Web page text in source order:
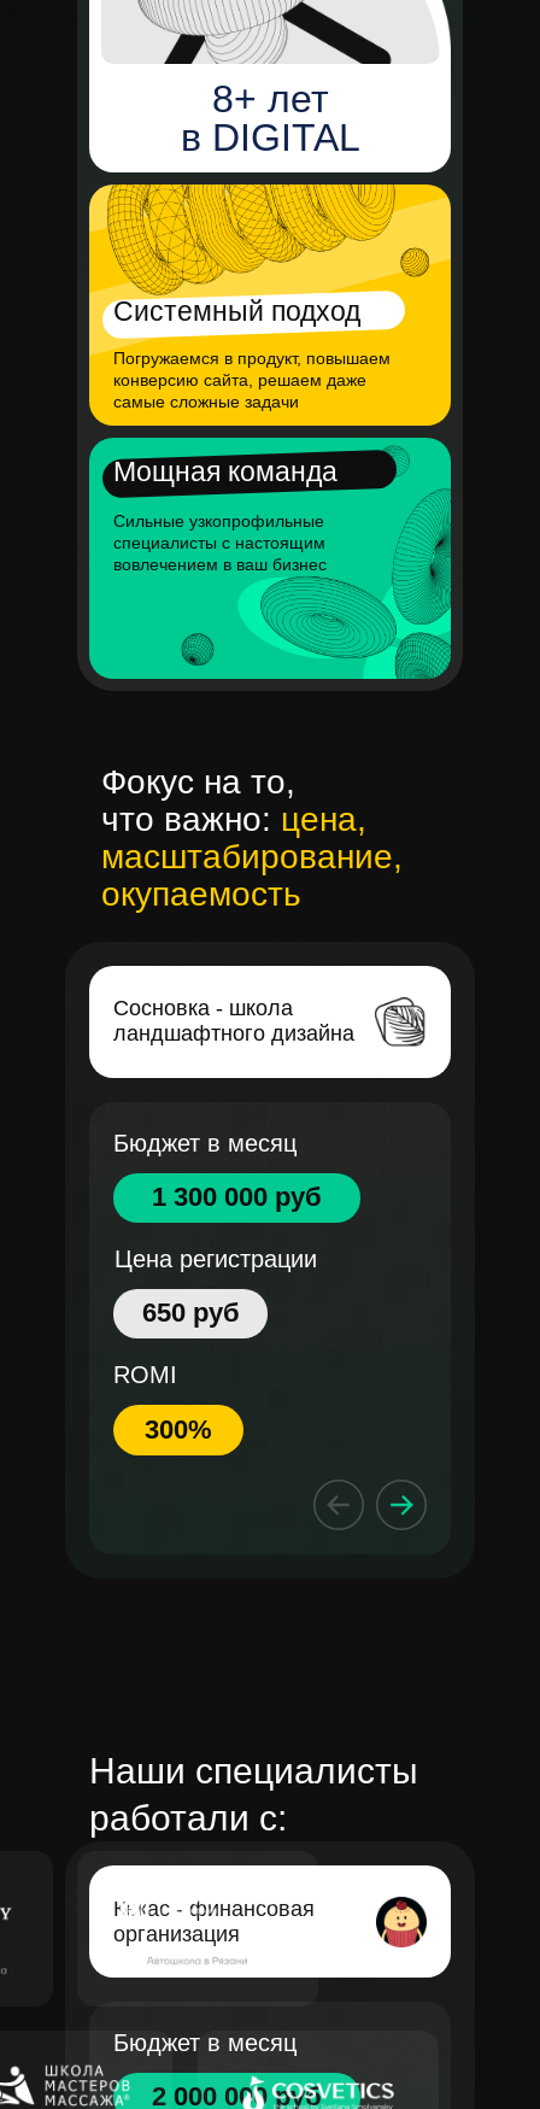
8+ лет
в DIGITAL
Сильные узкопрофильные
специалисты с настоящим
вовлечением в ваш бизнес
Мощная команда
Погружаемся в продукт, повышаем
конверсию сайта, решаем даже
самые сложные задачи
Системный подход
Фокус на то,
что важно: цена,
масштабирование,
окупаемость
1 300 000 руб
Бюджет в месяц
650 руб
Цена регистрации
300%
ROMI
Сосновка - школа
ландшафтного дизайна
2 000 000 руб
Бюджет в месяц
Кекас - финансовая
организация
Наши специалисты
работали с: